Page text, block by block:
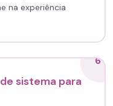
na experiência
6
sistema para